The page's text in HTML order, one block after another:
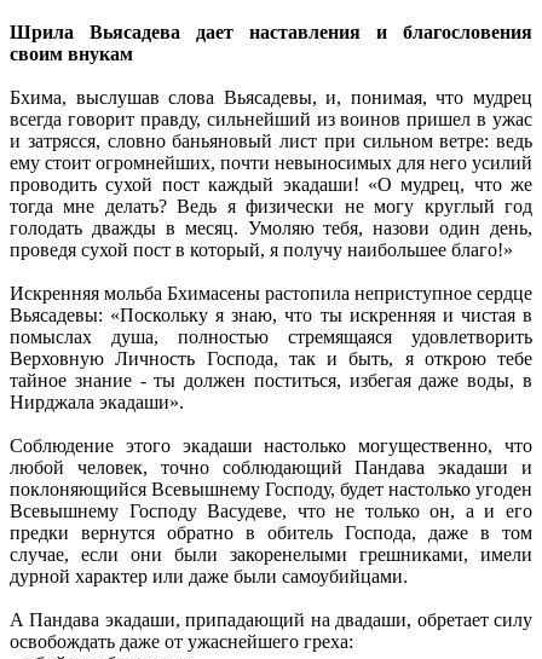
Шрила Вьясадева дает наставления и благословения
своим внукам
Бхима, выслушав слова Вьясадевы, и, понимая, что мудрец
всегда говорит правду, сильнейший из воинов пришел в ужас
и затрясся, словно баньяновый лист при сильном ветре: ведь
ему стоит огромнейших, почти невыносимых для него усилий
проводить сухой пост каждый экадаши! «О мудрец, что же
тогда мне делать? Ведь я физически не могу круглый год
голодать дважды в месяц. Умоляю тебя, назови один день,
проведя сухой пост в который, я получу наибольшее благо!»
Искренняя мольба Бхимасены растопила неприступное сердце
Вьясадевы: «Поскольку я знаю, что ты искренняя и чистая в
помыслах душа, полностью стремящаяся удовлетворить
Верховную Личность Господа, так и быть, я открою тебе
тайное знание - ты должен поститься, избегая даже воды, в
Нирджала экадаши».
Соблюдение этого экадаши настолько могущественно, что
любой человек, точно соблюдающий Пандава экадаши и
поклоняющийся Всевышнему Господу, будет настолько угоден
Всевышнему Господу Васудеве, что не только он, а и его
предки вернутся обратно в обитель Господа, даже в том
случае, если они были закоренелыми грешниками, имели
дурной характер или даже были самоубийцами.
А Пандава экадаши, припадающий на двадаши, обретает силу
освобождать даже от ужаснейшего греха: